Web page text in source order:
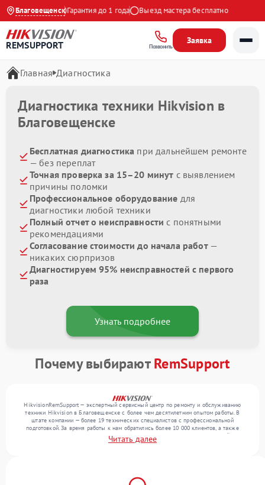
Благовещенск
до 21:00 Гарантия до 1 года Выезд мастера бесплатно
REMSUPPORT Позвонить
Заявка
Главная Диагностика
Диагностика техники Hikvision в
Благовещенске
Бесплатная диагностика при дальнейшем ремонте
— без переплат
Точная проверка за 15–20 минут с выявлением
причины поломки
Профессиональное оборудование для
диагностики любой техники
Полный отчет о неисправности с понятными
рекомендациями
Согласование стоимости до начала работ—
никаких сюрпризов
Диагностируем 95% неисправностей с первого
раза
Узнать подробнее
Почему выбираютRemSupport
HikvisionRemSupport — экспертный сервисный центр по ремонту и обслуживанию
техники Hikvision в Благовещенске с более чем десятилетним опытом работы. В
штате компании — более 19 технических специалистов с профессиональной
подготовкой. За время работы к нам обратились более 10 000 клиентов, а также
выполнено общее число ремонтов превысило 12 000. Ежемесячно в сервисный центр
поступает от 300 устройств, включая , , . Мы работаем с широким спектром
Читать далее